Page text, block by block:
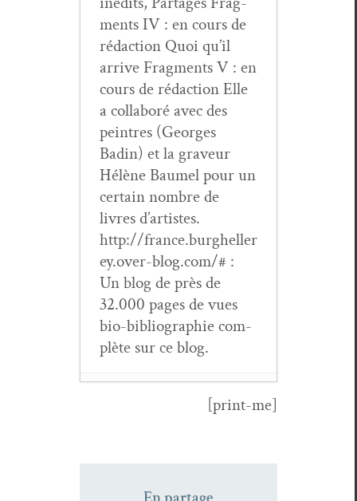
ments IV : en cours de
rédac­tion Quoi qu’il
arrive Frag­ments V : en
cours de rédac­tion Elle
a col­laboré avec des
pein­tres (Georges
Badin) et la graveur
Hélène Baumel pour un
cer­tain nom­bre de
livres d’artistes.
http://france.burgheller
ey.over-blog.com/# :
Un blog de près de
32.000 pages de vues
bio-bib­li­ogra­phie com­
plète sur ce blog.
Pierre Maubé,
[print-me]